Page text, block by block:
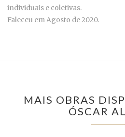
individuais e coletivas.
Faleceu em Agosto de 2020.
MAIS OBRAS
ÓSCAR